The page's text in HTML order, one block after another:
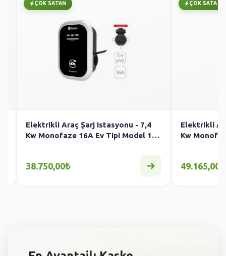
ÇOK SATAN
Elektrikli Araç Şarj Istasyonu - 7,4
Kw Monofaze 16A Ev Tipi Model 1
38.750,00₺
ÇOK SATAN
Elektrikli
Kw
49.165,00₺